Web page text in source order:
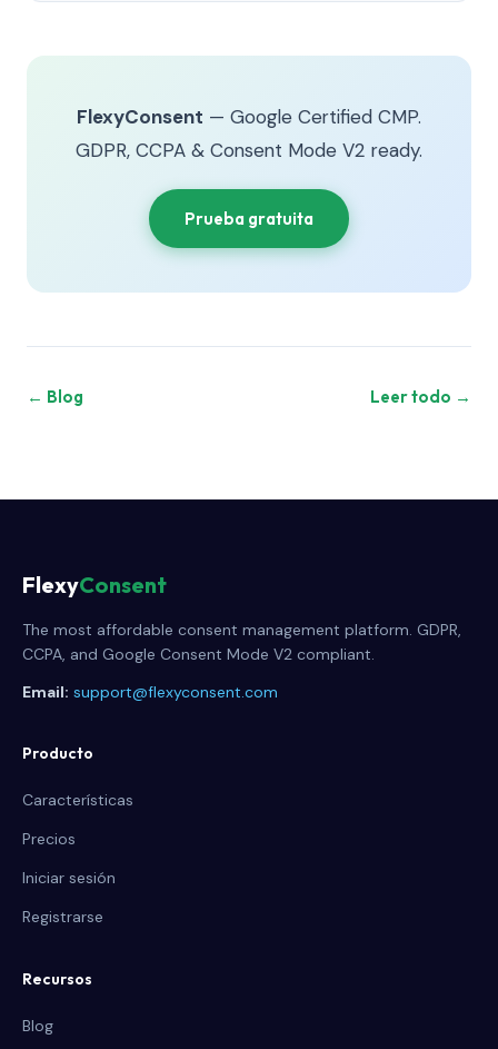
FlexyConsent — Google Certified CMP.
GDPR, CCPA & Consent Mode V2 ready.
Prueba gratuita
← Blog Leer todo →
FlexyConsent
The most affordable consent management platform. GDPR,
CCPA, and Google Consent Mode V2 compliant.
Email: support@flexyconsent.com
Producto
Características
Precios
Iniciar sesión
Registrarse
Recursos
Blog